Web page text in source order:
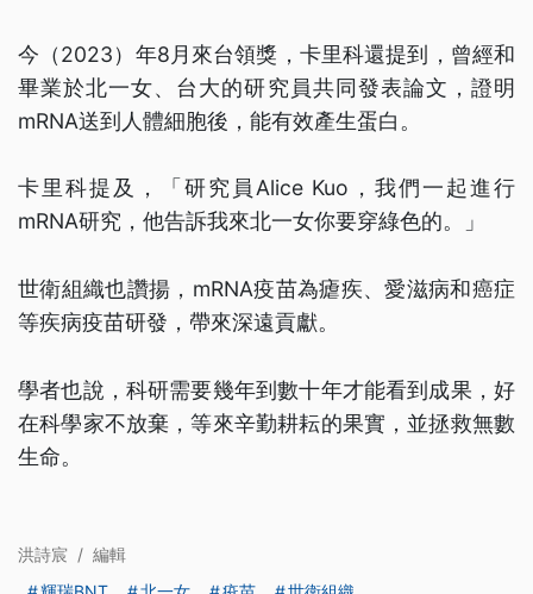
今（2023）年8月來台領獎，卡里科還提到，曾經和
畢業於北一女、台大的研究員共同發表論文，證明
mRNA送到人體細胞後，能有效產生蛋白。
卡里科提及，「研究員Alice Kuo，我們一起進行
mRNA研究，他告訴我來北一女你要穿綠色的。」
世衛組織也讚揚，mRNA疫苗為瘧疾、愛滋病和癌症
等疾病疫苗研發，帶來深遠貢獻。
學者也說，科研需要幾年到數十年才能看到成果，好
在科學家不放棄，等來辛勤耕耘的果實，並拯救無數
生命。
洪詩宸 / 編輯